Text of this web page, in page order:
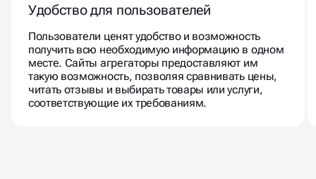
Удобство для пользователей
Пользователи ценят удобство и возможность
получить всю необходимую информацию в одном
месте. Сайты агрегаторы предоставляют им
такую возможность, позволяя сравнивать цены,
читать отзывы и выбирать товары или услуги,
соответствующие их требованиям.